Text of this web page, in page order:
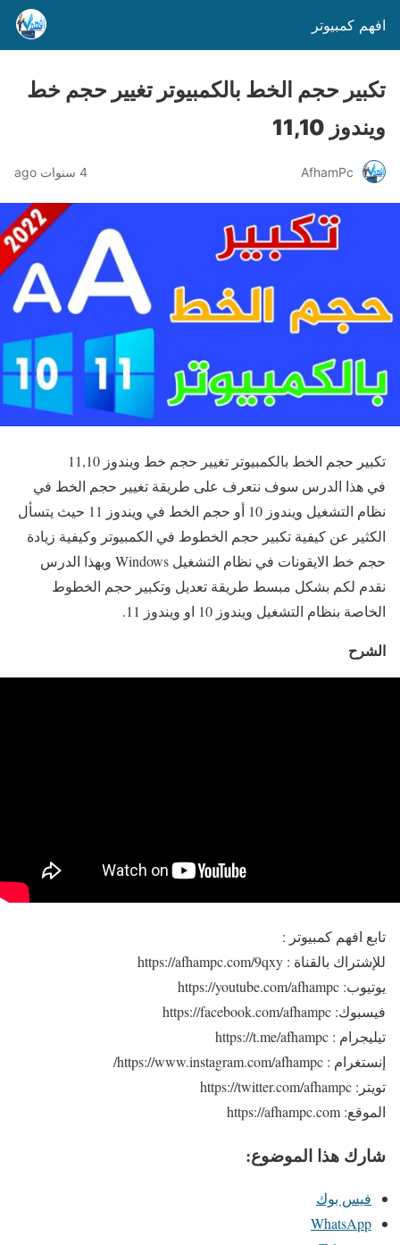
افهم كمبيوتر
تكبير حجم الخط بالكمبيوتر تغيير حجم خط
ويندوز 11,10
AfhamPc 4 سنوات ago
تكبير حجم الخط بالكمبيوتر تغيير حجم خط ويندوز 11,10
في هذا الدرس سوف نتعرف على طريقة تغيير حجم الخط في
نظام التشغيل ويندوز 10 أو حجم الخط في ويندوز 11 حيث يتسأل
الكثير عن كيفية تكبير حجم الخطوط في الكمبيوتر وكيفية زيادة
حجم خط الايقونات في نظام التشغيل Windows وبهذا الدرس
نقدم لكم بشكل مبسط طريقة تعديل وتكبير حجم الخطوط
الخاصة بنظام التشغيل ويندوز 10 او ويندوز 11.
الشرح
تابع افهم كمبيوتر :
للإشتراك بالقناة : https://afhampc.com/9qxy
يوتيوب: https://youtube.com/afhampc
فيسبوك: https://facebook.com/afhampc
تيليجرام : https://t.me/afhampc
إنستغرام : https://www.instagram.com/afhampc/
تويتر: https://twitter.com/afhampc
الموقع: https://afhampc.com
شارك هذا الموضوع:
فيس بوك
WhatsApp